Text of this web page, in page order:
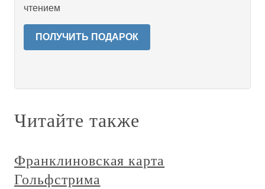
чтением
ПОЛУЧИТЬ ПОДАРОК
Читайте также
Франклиновская карта
Гольфстрима